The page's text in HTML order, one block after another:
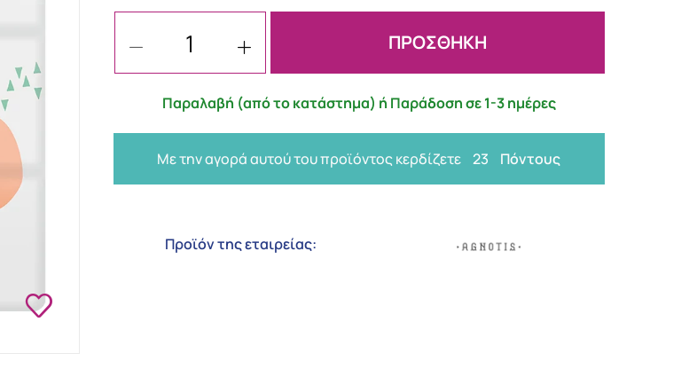
ΠΡΟΣΘΗΚΗ
Παραλαβή (από το κατάστημα) ή Παράδοση σε 1-3 ημέρες
Με την αγορά αυτού του προϊόντος κερδίζετε 23 Πόντους
Προϊόν της εταιρείας: